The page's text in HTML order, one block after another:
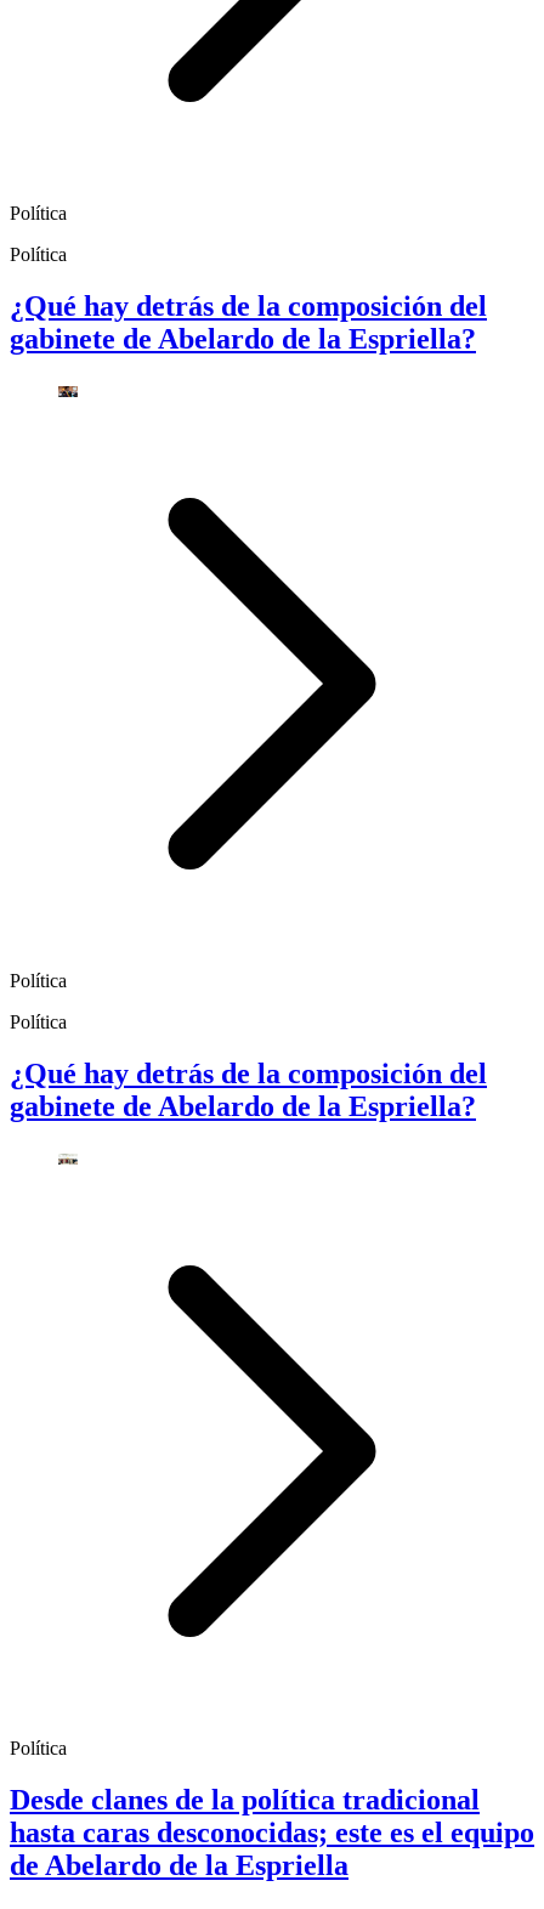
Política
Política
¿Qué hay detrás de la composición del
gabinete de Abelardo de la Espriella?
Política
Política
¿Qué hay detrás de la composición del
gabinete de Abelardo de la Espriella?
Política
Desde clanes de la política tradicional
hasta caras desconocidas; este es el equipo
de Abelardo de la Espriella